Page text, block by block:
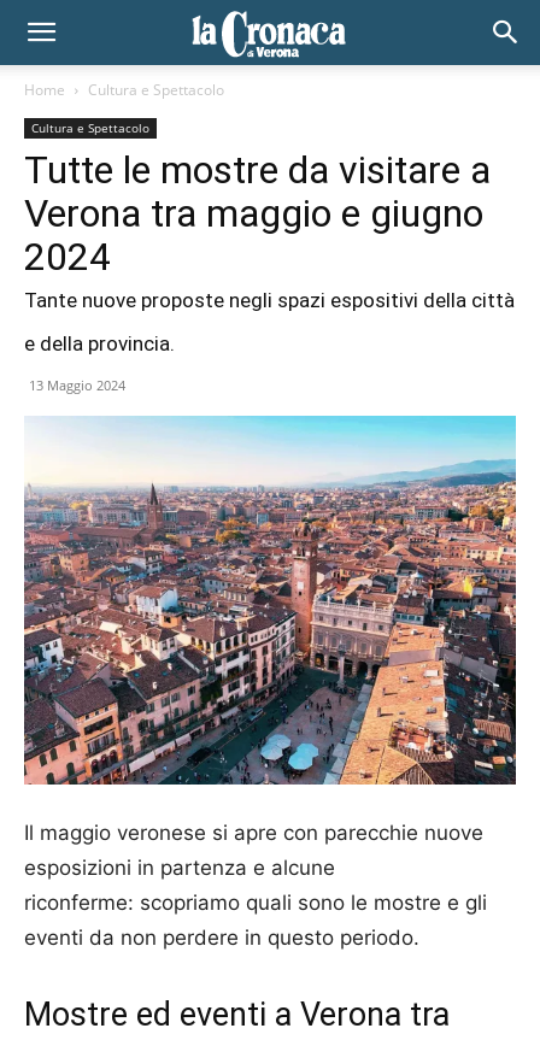
Home Cultura e Spettacolo
Cultura e Spettacolo
Tutte le mostre da visitare a
Verona tra maggio e giugno
2024
Tante nuove proposte negli spazi espositivi della città
e della provincia.
13 Maggio 2024
Il maggio veronese si apre con parecchie nuove
esposizioni in partenza e alcune
riconferme: scopriamo quali sono le mostre e gli
eventi da non perdere in questo periodo.
Mostre ed eventi a Verona tra